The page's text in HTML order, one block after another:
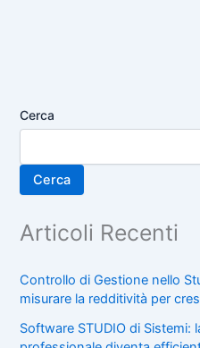
Cerca
Cerca
Articoli Recenti
Controllo di Gestione nello
misurare la redditività per
Software STUDIO di Sistemi: